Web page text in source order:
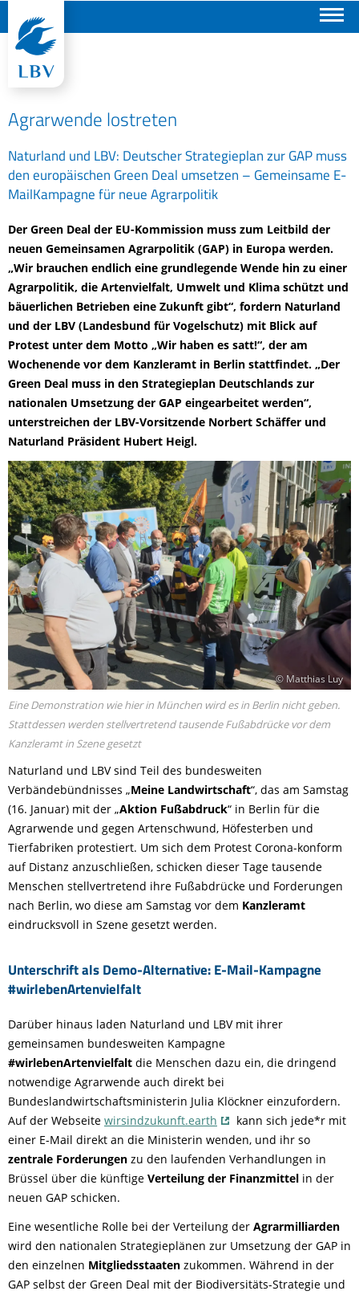
Agrarwende lostreten
Naturland und LBV: Deutscher Strategieplan zur GAP muss
den europäischen Green Deal umsetzen – Gemeinsame E-
MailKampagne für neue Agrarpolitik
Der Green Deal der EU-Kommission muss zum Leitbild der
neuen Gemeinsamen Agrarpolitik (GAP) in Europa werden.
„Wir brauchen endlich eine grundlegende Wende hin zu einer
Agrarpolitik, die Artenvielfalt, Umwelt und Klima schützt und
bäuerlichen Betrieben eine Zukunft gibt“, fordern Naturland
und der LBV (Landesbund für Vogelschutz) mit Blick auf
Protest unter dem Motto „Wir haben es satt!“, der am
Wochenende vor dem Kanzleramt in Berlin stattfindet. „Der
Green Deal muss in den Strategieplan Deutschlands zur
nationalen Umsetzung der GAP eingearbeitet werden“,
unterstreichen der LBV-Vorsitzende Norbert Schäffer und
Naturland Präsident Hubert Heigl.
© Matthias Luy
Eine Demonstration wie hier in München wird es in Berlin nicht geben.
Stattdessen werden stellvertretend tausende Fußabdrücke vor dem
Kanzleramt in Szene gesetzt
Naturland und LBV sind Teil des bundesweiten
Verbändebündnisses „Meine Landwirtschaft“, das am Samstag
(16. Januar) mit der „Aktion Fußabdruck“ in Berlin für die
Agrarwende und gegen Artenschwund, Höfesterben und
Tierfabriken protestiert. Um sich dem Protest Corona-konform
auf Distanz anzuschließen, schicken dieser Tage tausende
Menschen stellvertretend ihre Fußabdrücke und Forderungen
nach Berlin, wo diese am Samstag vor dem Kanzleramt
eindrucksvoll in Szene gesetzt werden.
Unterschrift als Demo-Alternative: E-Mail-Kampagne
#wirlebenArtenvielfalt
Darüber hinaus laden Naturland und LBV mit ihrer
gemeinsamen bundesweiten Kampagne
#wirlebenArtenvielfalt die Menschen dazu ein, die dringend
notwendige Agrarwende auch direkt bei
Bundeslandwirtschaftsministerin Julia Klöckner einzufordern.
Auf der Webseite wirsindzukunft.earth
kann sich jede*r mit
einer E-Mail direkt an die Ministerin wenden, und ihr so
zentrale Forderungen zu den laufenden Verhandlungen in
Brüssel über die künftige Verteilung der Finanzmittel in der
neuen GAP schicken.
Eine wesentliche Rolle bei der Verteilung der Agrarmilliarden
wird den nationalen Strategieplänen zur Umsetzung der GAP in
den einzelnen Mitgliedsstaaten zukommen. Während in der
GAP selbst der Green Deal mit der Biodiversitäts-Strategie und